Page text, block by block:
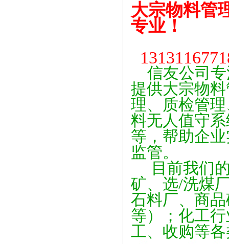
大宗物料管
专业！
信友公司
提供大宗物
理、质检管
料无人值守
等，帮助企
监管。
目前我们的
矿、选/洗煤
石料厂、商
等）；化工
工、收购等